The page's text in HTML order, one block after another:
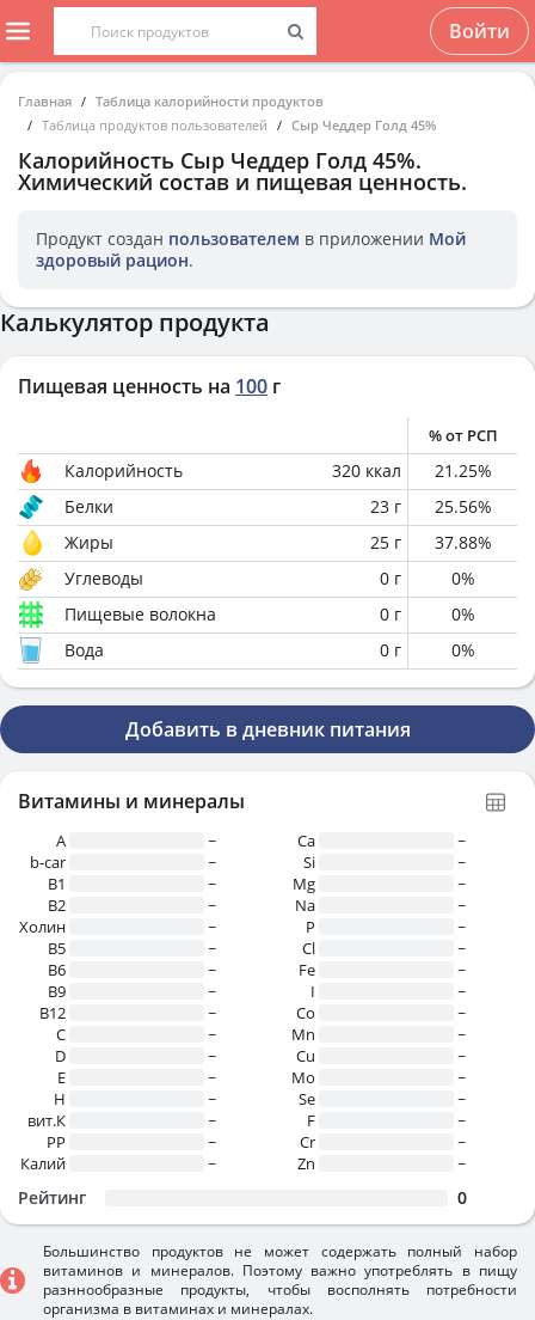
Войти
Главная
Таблица калорийности продуктов
Таблица продуктов пользователей
Сыр Чеддер Голд 45%
Калорийность Сыр Чеддер Голд 45%.
Химический состав и пищевая ценность.
Продукт создан пользователем в приложении Мой
здоровый рацион.
Калькулятор продукта
Пищевая ценность на 100 г
% от РСП
Калорийность 320 ккал 21.25%
Белки
23 г 25.56%
Жиры
25 г 37.88%
Углеводы
0 г 0%
Пищевые волокна
0 г 0%
Вода
0 г 0%
Добавить в дневник питания
Витамины и минералы
A
~
b-car
~
В1
~
B2
~
Холин
~
B5
~
B6
~
B9
~
B12
~
C
~
D
~
E
~
H
~
вит.К
~
PP
~
Калий
~
Ca
~
Si
~
Mg
~
Na
~
P
~
Cl
~
Fe
~
I
~
Co
~
Mn
~
Cu
~
Mo
~
Se
~
F
~
Cr
~
Zn
~
Рейтинг 0
Большинство продуктов не может содержать полный набор
витаминов и минералов. Поэтому важно употреблять в пищу
разннообразные продукты, чтобы восполнять потребности
организма в витаминах и минералах.